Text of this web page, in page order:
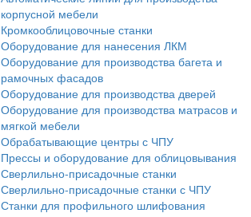
корпусной мебели
Кромкооблицовочные станки
Оборудование для нанесения ЛКМ
Оборудование для производства багета и
рамочных фасадов
Оборудование для производства дверей
Оборудование для производства матрасов и
мягкой мебели
Обрабатывающие центры с ЧПУ
Прессы и оборудование для облицовывания
Сверлильно-присадочные станки
Сверлильно-присадочные станки с ЧПУ
Станки для профильного шлифования